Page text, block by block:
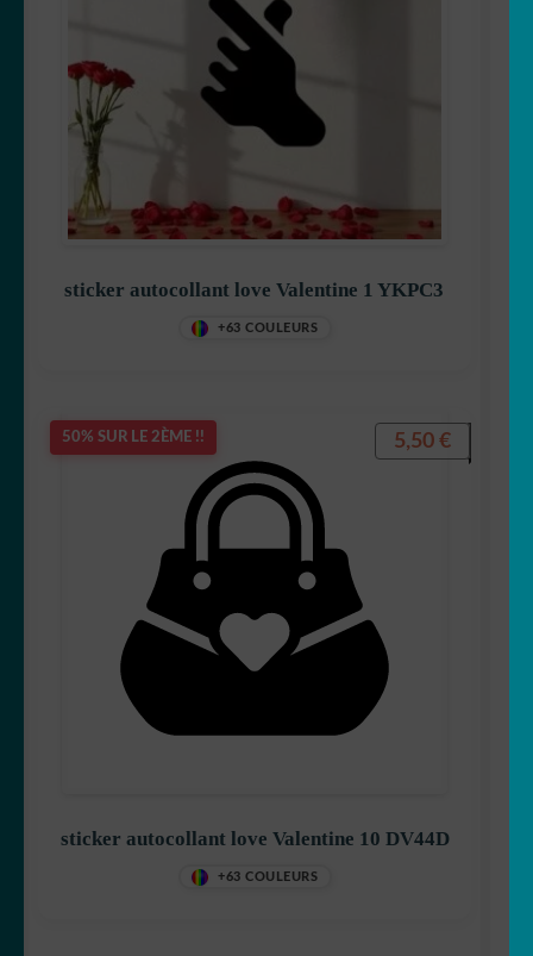
sticker autocollant love Valentine 1 YKPC3
+63 COULEURS
50% SUR LE 2ÈME !!
sticker autocollant love Valentine 10 DV44D
+63 COULEURS
5,50 €